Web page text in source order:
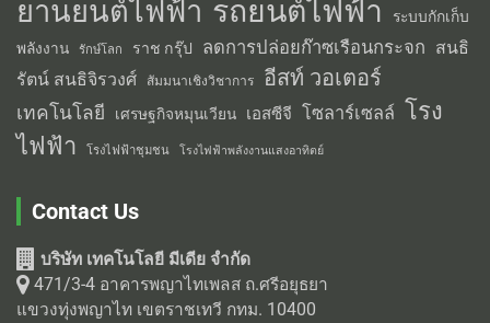
ยานยนต์ไฟฟ้า รถยนต์ไฟฟ้า
ระบบกักเก็บ
พลังงาน
รักษ์โลก ราช กรุ๊ป ลดการปล่อยก๊าซเรือนกระจก สนธิ
รัตน์ สนธิจิรวงศ์
สัมมนาเชิงวิชาการ อีสท์ วอเตอร์
เทคโนโลยี เศรษฐกิจหมุนเวียน เอสซีจี โซลาร์เซลล์ โรง
ไฟฟ้า
โรงไฟฟ้าชุมชน โรงไฟฟ้าพลังงานแสงอาทิตย์
Contact Us
บริษัท เทคโนโลยี มีเดีย จำกัด
471/3-4 อาคารพญาไทเพลส ถ.ศรีอยุธยา
แขวงทุ่งพญาไท เขตราชเทวี กทม. 10400